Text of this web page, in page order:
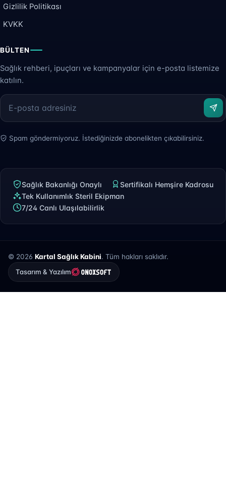
Gizlilik Politikası
KVKK
BÜLTEN
Sağlık rehberi, ipuçları ve kampanyalar için e-posta listemize
katılın.
Spam göndermiyoruz. İstediğinizde abonelikten çıkabilirsiniz.
Sağlık Bakanlığı Onaylı
Sertifikalı Hemşire Kadrosu
Tek Kullanımlık Steril Ekipman
7/24 Canlı Ulaşılabilirlik
© 2026 Kartal Sağlık Kabini. Tüm hakları saklıdır.
Tasarım & Yazılım